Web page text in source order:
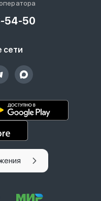
54-50
сети